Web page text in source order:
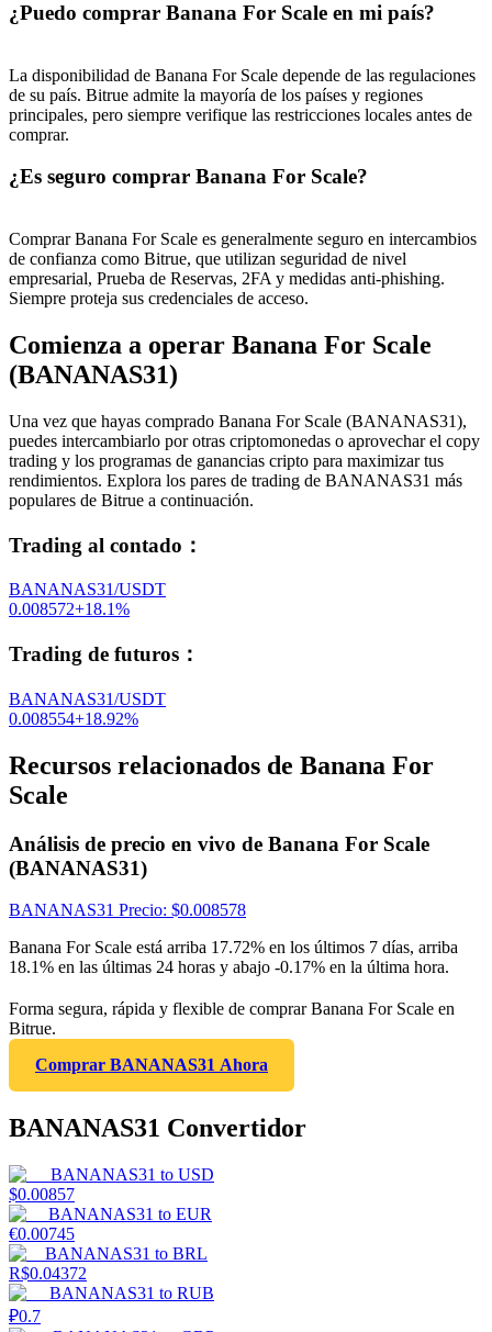
¿Puedo comprar Banana For Scale en mi país?
La disponibilidad de Banana For Scale depende de las regulaciones
de su país. Bitrue admite la mayoría de los países y regiones
principales, pero siempre verifique las restricciones locales antes de
comprar.
¿Es seguro comprar Banana For Scale?
Comprar Banana For Scale es generalmente seguro en intercambios
de confianza como Bitrue, que utilizan seguridad de nivel
empresarial, Prueba de Reservas, 2FA y medidas anti-phishing.
Siempre proteja sus credenciales de acceso.
Comienza a operar Banana For Scale
(BANANAS31)
Una vez que hayas comprado Banana For Scale (BANANAS31),
puedes intercambiarlo por otras criptomonedas o aprovechar el copy
trading y los programas de ganancias cripto para maximizar tus
rendimientos. Explora los pares de trading de BANANAS31 más
populares de Bitrue a continuación.
Trading al contado ：
BANANAS31/USDT
0.008572+18.1%
Trading de futuros ：
BANANAS31/USDT
0.008554+18.92%
Recursos relacionados de Banana For
Scale
Análisis de precio en vivo de Banana For Scale
(BANANAS31)
BANANAS31 Precio: $0.008578
Banana For Scale está arriba 17.72% en los últimos 7 días, arriba
18.1% en las últimas 24 horas y abajo -0.17% en la última hora.
Forma segura, rápida y flexible de comprar Banana For Scale en
Bitrue.
Comprar BANANAS31 Ahora
BANANAS31 Convertidor
BANANAS31 to USD
$0.00857
BANANAS31 to EUR
€0.00745
BANANAS31 to BRL
R$0.04372
BANANAS31 to RUB
₽0.7